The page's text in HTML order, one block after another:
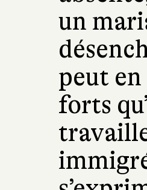
un
peut
forts